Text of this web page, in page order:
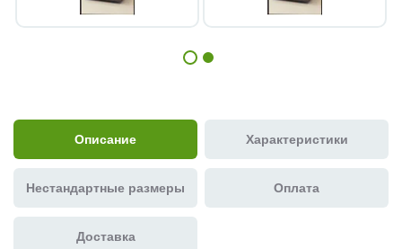
Описание Характеристики
Нестандартные размеры Оплата
Доставка